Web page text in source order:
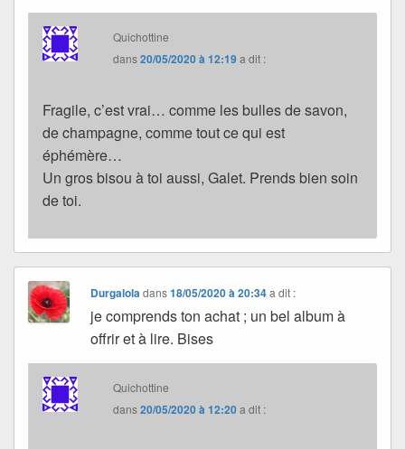
Quichottine
dans20/05/2020 à 12:19a dit :
Fragile, c’est vrai… comme les bulles de savon,
de champagne, comme tout ce qui est
éphémère…
Un gros bisou à toi aussi, Galet. Prends bien soin
de toi.
Durgaloladans18/05/2020 à 20:34 a dit :
je comprends ton achat ; un bel album à
offrir et à lire. Bises
Quichottine
dans20/05/2020 à 12:20a dit :